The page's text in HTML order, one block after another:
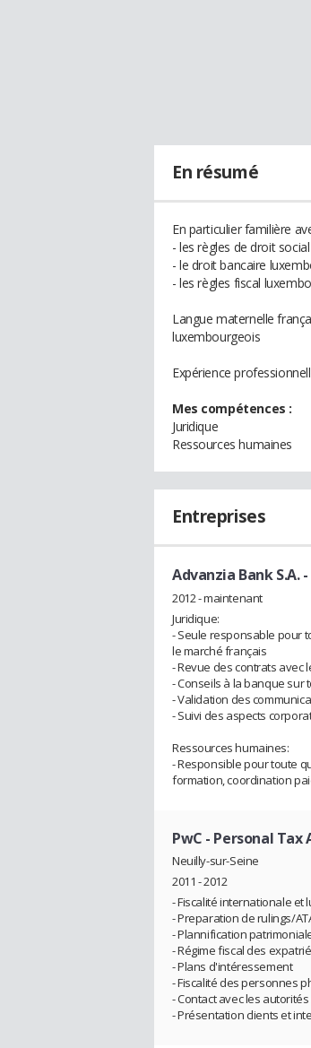
En résumé
En particulier familière
- les règles de droit
- le droit bancaire
- les règles fiscal
Langue maternelle
luxembourgeois
Expérience
Mes compétences :
Juridique
Ressources humaines
Entreprises
Advanzia Bank S.A.-
2012 - maintenant
Juridique:
- Seule responsable pour
le marché français
- Revue des contrats avec
- Conseils à la banque
- Validation des
- Suivi des aspects
Ressources humaines:
- Responsible pour toute
formation, coordination
PwC - Personal Tax
Neuilly-sur-Seine
2011 - 2012
- Fiscalité internationale et
- Preparation de rulings/
- Plannification
- Régime fiscal des
- Plans d'intéressement
- Fiscalité des personnes
- Contact avec les
- Présentation clients et